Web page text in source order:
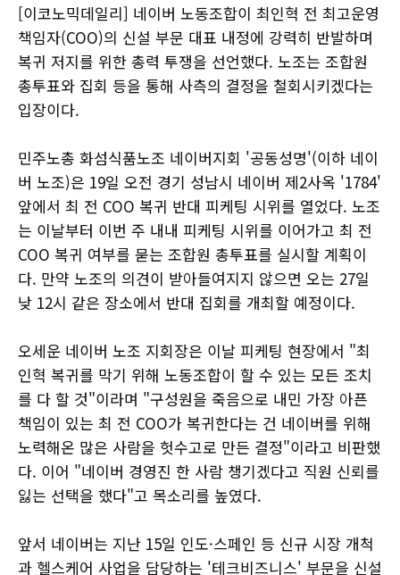
[이코노믹데일리] 네이버 노동조합이 최인혁 전 최고운영
책임자(COO)의 신설 부문 대표 내정에 강력히 반발하며
복귀 저지를 위한 총력 투쟁을 선언했다. 노조는 조합원
총투표와 집회 등을 통해 사측의 결정을 철회시키겠다는
입장이다.
민주노총 화섬식품노조 네이버지회 '공동성명'(이하 네이
버 노조)은 19일 오전 경기 성남시 네이버 제2사옥 '1784'
앞에서 최 전 COO 복귀 반대 피케팅 시위를 열었다. 노조
는 이날부터 이번 주 내내 피케팅 시위를 이어가고 최 전
COO 복귀 여부를 묻는 조합원 총투표를 실시할 계획이
다. 만약 노조의 의견이 받아들여지지 않으면 오는 27일
낮 12시 같은 장소에서 반대 집회를 개최할 예정이다.
오세운 네이버 노조 지회장은 이날 피케팅 현장에서 "최
인혁 복귀를 막기 위해 노동조합이 할 수 있는 모든 조치
를 다 할 것"이라며 "구성원을 죽음으로 내민 가장 아픈
책임이 있는 최 전 COO가 복귀한다는 건 네이버를 위해
노력해온 많은 사람을 헛수고로 만든 결정"이라고 비판했
다. 이어 "네이버 경영진 한 사람 챙기겠다고 직원 신뢰를
잃는 선택을 했다"고 목소리를 높였다.
앞서 네이버는 지난 15일 인도·스페인 등 신규 시장 개척
과 헬스케어 사업을 담당하는 '테크비즈니스' 부문을 신설